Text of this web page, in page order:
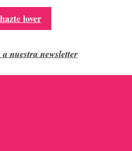
hazte lover
a nuestra newsletter